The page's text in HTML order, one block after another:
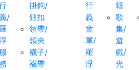
/
掛鉤/
鈕扣
領帶/
領夾
襪子/
襪帶
行
義
童
軍/
羅
浮
籍
歌
集/
遊
戲/
光